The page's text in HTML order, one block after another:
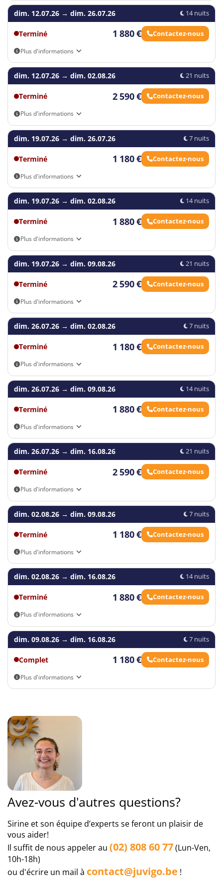
Vous trouverez les vols actuels dans le formulaire de réservation.
dim. 12.07.26 → dim. 26.07.26 14 nuits
Terminé 1 880 € Contactez-nous
Plus d'informations
Vous trouverez les vols actuels dans le formulaire de réservation.
dim. 12.07.26 → dim. 02.08.26 21 nuits
Terminé 2 590 € Contactez-nous
Plus d'informations
Vous trouverez les vols actuels dans le formulaire de réservation.
dim. 19.07.26 → dim. 26.07.26 7 nuits
Terminé 1 180 € Contactez-nous
Plus d'informations
Vous trouverez les vols actuels dans le formulaire de réservation.
dim. 19.07.26 → dim. 02.08.26 14 nuits
Terminé 1 880 € Contactez-nous
Plus d'informations
Vous trouverez les vols actuels dans le formulaire de réservation.
dim. 19.07.26 → dim. 09.08.26 21 nuits
Terminé 2 590 € Contactez-nous
Plus d'informations
Vous trouverez les vols actuels dans le formulaire de réservation.
dim. 26.07.26 → dim. 02.08.26 7 nuits
Terminé 1 180 € Contactez-nous
Plus d'informations
Vous trouverez les vols actuels dans le formulaire de réservation.
dim. 26.07.26 → dim. 09.08.26 14 nuits
Terminé 1 880 € Contactez-nous
Plus d'informations
Vous trouverez les vols actuels dans le formulaire de réservation.
dim. 26.07.26 → dim. 16.08.26 21 nuits
Terminé 2 590 € Contactez-nous
Plus d'informations
Vous trouverez les vols actuels dans le formulaire de réservation.
dim. 02.08.26 → dim. 09.08.26 7 nuits
Terminé 1 180 € Contactez-nous
Plus d'informations
Vous trouverez les vols actuels dans le formulaire de réservation.
dim. 02.08.26 → dim. 16.08.26 14 nuits
Terminé 1 880 € Contactez-nous
Plus d'informations
Vous trouverez les vols actuels dans le formulaire de réservation.
dim. 09.08.26 → dim. 16.08.26 7 nuits
Complet 1 180 € Contactez-nous
Plus d'informations
Avez-vous d'autres questions?
Sirine et son équipe d’experts se feront un plaisir de
vous aider!
Il suffit de nous appeler au (02) 808 60 77(Lun-Ven,
10h-18h)
ou d'écrire un mail à contact@juvigo.be !